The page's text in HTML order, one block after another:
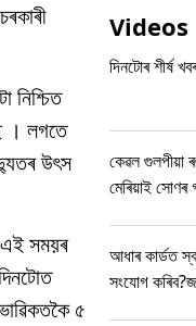
নিশ্চিত
। লগতে
উৎস
এই সময়ৰ
৫
Videos
দিনটোৰ শীৰ্ষ
কেৱল গুলপীয়া
মেৰিয়াই সোণৰ
আধাৰ কাৰ্ডত
সংযোগ